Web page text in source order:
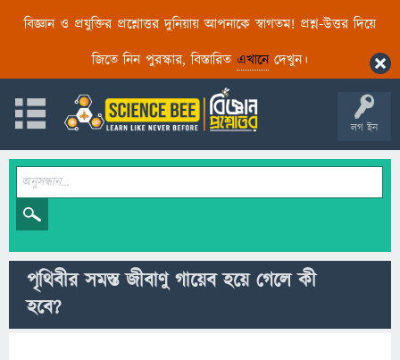
বিজ্ঞান ও প্রযুক্তির প্রশ্নোত্তর দুনিয়ায় আপনাকে স্বাগতম! প্রশ্ন-উত্তর দিয়ে
জিতে নিন পুরস্কার, বিস্তারিত এখানেদেখুন।
লগ ইন
পৃথিবীর সমস্ত জীবাণু গায়েব হয়ে গেলে কী
হবে?